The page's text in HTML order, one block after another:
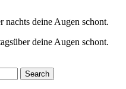
nachts deine Augen schont.
deine Augen schont.
Search